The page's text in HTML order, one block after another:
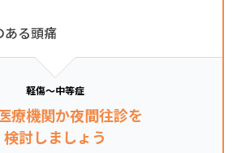
ある頭痛
軽傷～中等症
療機関か夜間往診を
検討しましょう